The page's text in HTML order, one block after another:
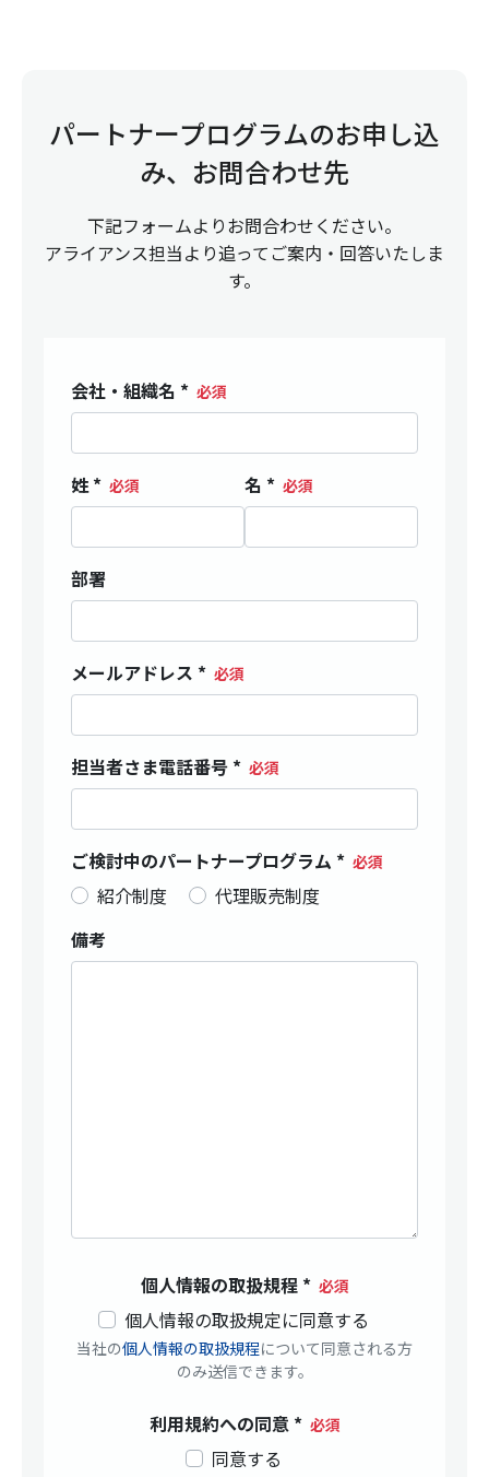
パートナープログラムのお申し込
み、お問合わせ先
下記フォームよりお問合わせください。
アライアンス担当より追ってご案内・回答いたしま
す。